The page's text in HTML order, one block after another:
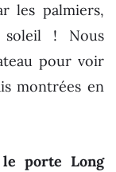
les palmiers,
soleil ! Nous
pour voir
montrées en
porte Long